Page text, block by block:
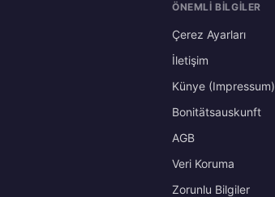
ÖNEMLI BILGILER
Çerez Ayarları
İletişim
Künye (Impressum)
Bonitätsauskunft
AGB
Veri Koruma
Zorunlu Bilgiler